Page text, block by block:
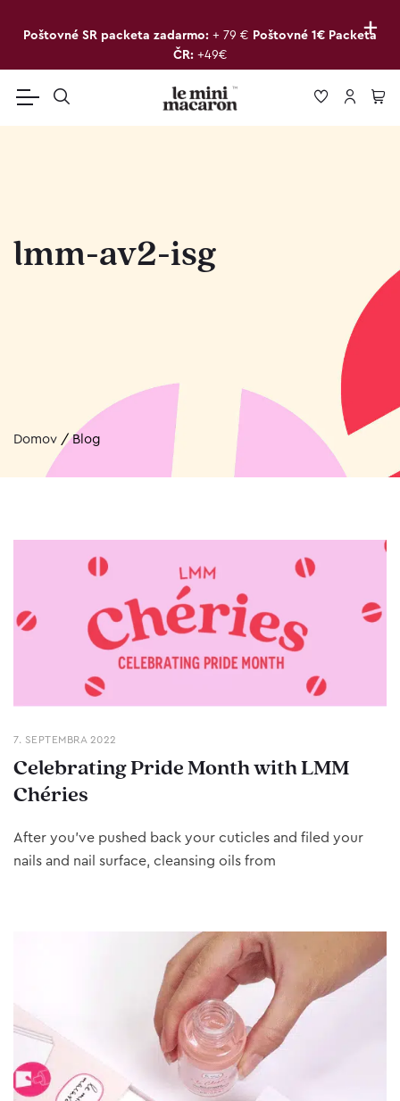
+
Poštovné SR packeta zadarmo: + 79 € Poštovné 1€ Packeta
ČR: +49€
lmm-av2-isg
Domov /Blog
7. SEPTEMBRA 2022
Celebrating Pride Month with LMM
Chéries
After you’ve pushed back your cuticles and filed your
nails and nail surface, cleansing oils from